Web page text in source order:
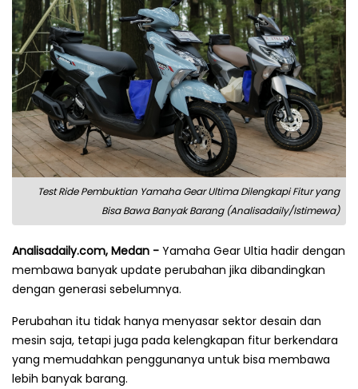
Test Ride Pembuktian Yamaha Gear Ultima Dilengkapi Fitur yang
Bisa Bawa Banyak Barang (Analisadaily/Istimewa)
Analisadaily.com, Medan - Yamaha Gear Ultia hadir dengan
membawa banyak update perubahan jika dibandingkan
dengan generasi sebelumnya.
Perubahan itu tidak hanya menyasar sektor desain dan
mesin saja, tetapi juga pada kelengkapan fitur berkendara
yang memudahkan penggunanya untuk bisa membawa
lebih banyak barang.